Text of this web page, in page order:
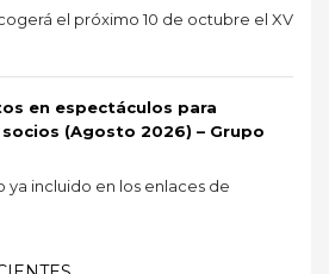
el próximo 10 de octubre el XV
en espectáculos para
(Agosto 2026) – Grupo
ya incluido en los enlaces de